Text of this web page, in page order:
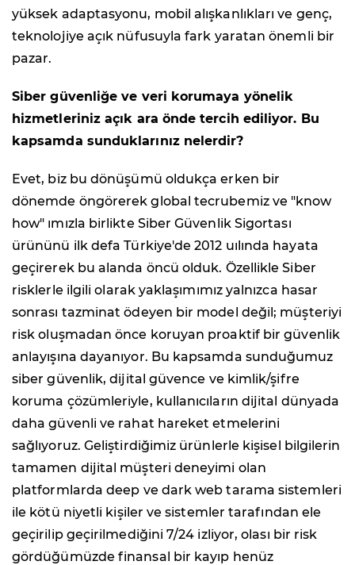
yüksek adaptasyonu, mobil alışkanlıkları ve genç,
teknolojiye açık nüfusuyla fark yaratan önemli bir
pazar.
Siber güvenliğe ve veri korumaya yönelik
hizmetleriniz açık ara önde tercih ediliyor. Bu
kapsamda sunduklarınız nelerdir?
Evet, biz bu dönüşümü oldukça erken bir
dönemde öngörerek global tecrubemiz ve "know
how" ımızla birlikte Siber Güvenlik Sigortası
ürününü ilk defa Türkiye'de 2012 uılında hayata
geçirerek bu alanda öncü olduk. Özellikle Siber
risklerle ilgili olarak yaklaşımımız yalnızca hasar
sonrası tazminat ödeyen bir model değil; müşteriyi
risk oluşmadan önce koruyan proaktif bir güvenlik
anlayışına dayanıyor. Bu kapsamda sunduğumuz
siber güvenlik, dijital güvence ve kimlik/şifre
koruma çözümleriyle, kullanıcıların dijital dünyada
daha güvenli ve rahat hareket etmelerini
sağlıyoruz. Geliştirdiğimiz ürünlerle kişisel bilgilerin
tamamen dijital müşteri deneyimi olan
platformlarda deep ve dark web tarama sistemleri
ile kötü niyetli kişiler ve sistemler tarafından ele
geçirilip geçirilmediğini 7/24 izliyor, olası bir risk
gördüğümüzde finansal bir kayıp henüz